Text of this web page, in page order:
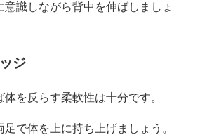
意識しながら背中を伸ばしましょ
ジ
を反らす柔軟性は十分です。
で体を上に持ち上げましょう。